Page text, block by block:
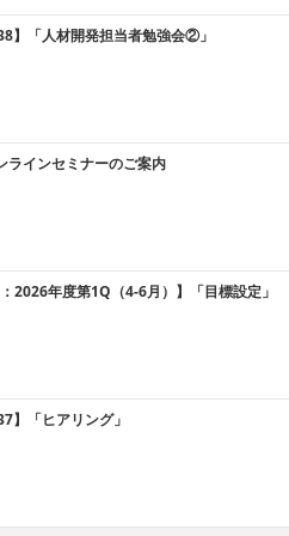
】「人材開発担当者勉強会②」
ラインセミナーのご案内
2026年度第1Q（4-6月）】「目標設定」
】「ヒアリング」